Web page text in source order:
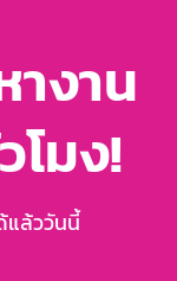
งาน
โมง!
แล้ววันนี้